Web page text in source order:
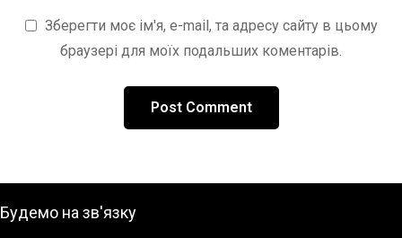
Зберегти моє ім'я, e-mail, та адресу сайту в цьому
браузері для моїх подальших коментарів.
Будемо на зв'язку